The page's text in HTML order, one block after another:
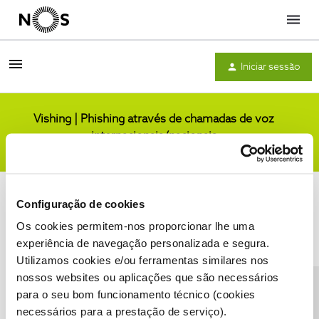
Configuração de cookies
Os cookies permitem-nos proporcionar lhe uma
experiência de navegação personalizada e segura.
Utilizamos cookies e/ou ferramentas similares nos
nossos websites ou aplicações que são necessários
para o seu bom funcionamento técnico (cookies
necessários para a prestação de serviço).
Menu
Iniciar sessão
Vishing | Phishing através de chamadas de voz
internacionais/nacionais
Condições do Fórum NOS Accessibility statement